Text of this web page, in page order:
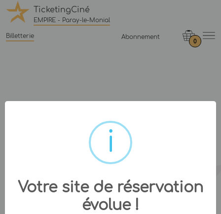
TicketingCiné
EMPIRE - Paray-le-Monial
Billetterie Abonnement
0
Votre site de réservation
évolue !